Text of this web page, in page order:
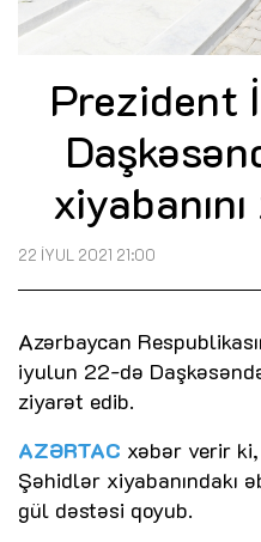
Prezident
22 İYUL 2021 21:00
Azərbaycan
iyulun 22-də
ziyarət edib.
AZƏRTAC xəbər verir ki,
Şəhidlər xiyabanındakı
gül dəstəsi qoyub.